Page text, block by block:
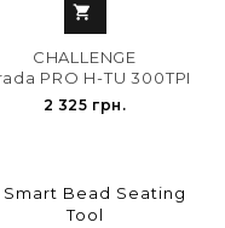

CHALLENGE
PRO H-TU 300TPI
2 325 грн.